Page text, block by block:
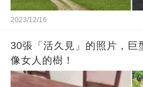
2023/12/16
30張「活久見」的照片，巨
像女人的樹！